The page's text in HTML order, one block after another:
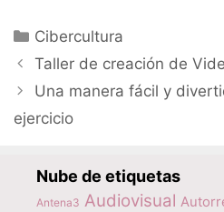
Categorías
Cibercultura
Taller de creación de
Una manera fácil y
ejercicio
Nube de etiquetas
Antena3 Audiovisual